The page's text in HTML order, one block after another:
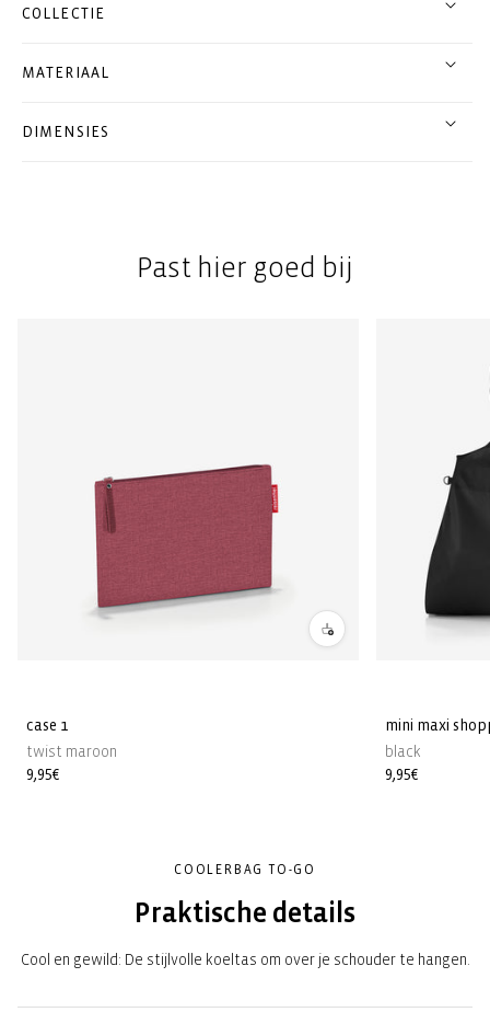
COLLECTIE
MATERIAAL
DIMENSIES
Past hier goed bij
case 1
twist maroon
Normale
9,95€
mini maxi
black
Normale
9,95€
COOLERBAG TO-GO
Praktische details
Cool en gewild: De stijlvolle koeltas om over je schouder te hangen.